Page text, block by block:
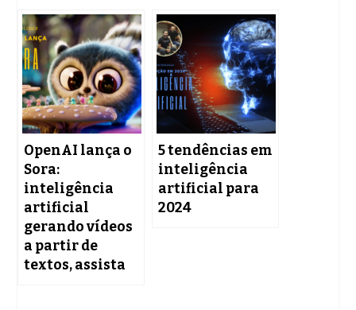
OpenAI lança o
Sora:
inteligência
artificial
gerando vídeos
a partir de
textos, assista
5 tendências em
inteligência
artificial para
2024